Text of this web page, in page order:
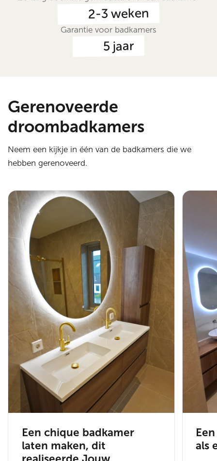
2-3 weken
Garantie voor badkamers
5 jaar
Gerenoveerde
droombadkamers
Neem een kijkje in één van de badkamers die we
hebben gerenoveerd.
Een chique badkamer
laten maken, dit
als